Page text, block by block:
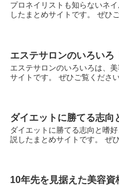
プロネイリストも知らないネ
したまとめサイトです。 ぜひ
エステサロンのいろいろ
エステサロンのいろいろは、
サイトです。 ぜひご覧くださ
ダイエットに勝てる志向
ダイエットに勝てる志向と嗜
説したまとめサイトです。 ぜ
10年先を見据えた美容資